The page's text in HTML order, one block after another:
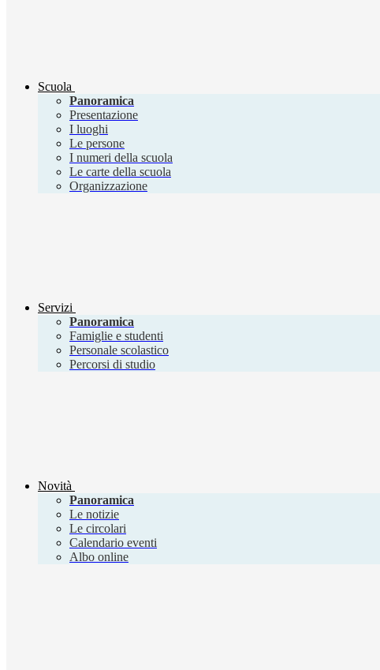
Scuola
Panoramica
Presentazione
I luoghi
Le persone
I numeri della scuola
Le carte della scuola
Organizzazione
Servizi
Panoramica
Famiglie e studenti
Personale scolastico
Percorsi di studio
Novità
Panoramica
Le notizie
Le circolari
Calendario eventi
Albo online